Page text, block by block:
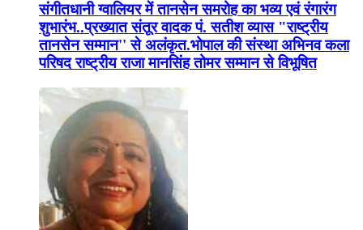
संगीतधानी ग्वालियर में तानसेन समरोह का भव्य एवं रंगारंग
शुभारंभ..प्रख्यात संतूर वादक पं. सतीश व्यास "राष्ट्रीय
तानसेन सम्मान'' से अलंकृत.भोपाल की संस्था अभिनव कला
परिषद राष्ट्रीय राजा मानसिंह तोमर सम्मान से विभूषित